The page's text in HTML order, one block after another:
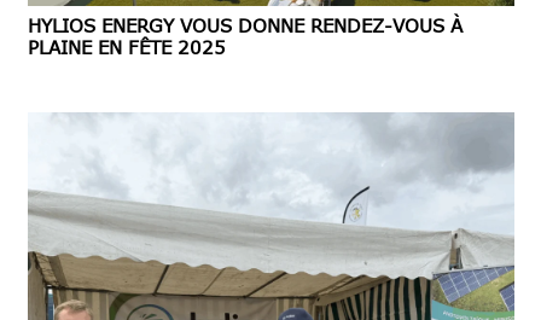
HYLIOS ENERGY VOUS DONNE RENDEZ-VOUS À
PLAINE EN FÊTE 2025